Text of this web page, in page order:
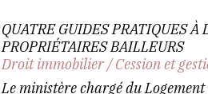
QUATRE GUIDES PRATIQUES À
PROPRIÉTAIRES BAILLEURS
Droit immobilier/Cession et
Le ministère chargé du